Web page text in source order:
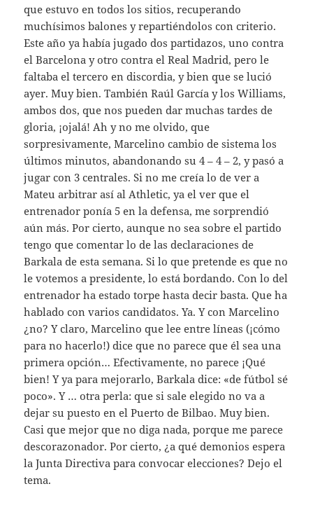
que estuvo en todos los sitios, recuperando
muchísimos balones y repartiéndolos con criterio.
Este año ya había jugado dos partidazos, uno contra
el Barcelona y otro contra el Real Madrid, pero le
faltaba el tercero en discordia, y bien que se lució
ayer. Muy bien. También Raúl García y los Williams,
ambos dos, que nos pueden dar muchas tardes de
gloria, ¡ojalá! Ah y no me olvido, que
sorpresivamente, Marcelino cambio de sistema los
últimos minutos, abandonando su 4 – 4 – 2, y pasó a
jugar con 3 centrales. Si no me creía lo de ver a
Mateu arbitrar así al Athletic, ya el ver que el
entrenador ponía 5 en la defensa, me sorprendió
aún más. Por cierto, aunque no sea sobre el partido
tengo que comentar lo de las declaraciones de
Barkala de esta semana. Si lo que pretende es que no
le votemos a presidente, lo está bordando. Con lo del
entrenador ha estado torpe hasta decir basta. Que ha
hablado con varios candidatos. Ya. Y con Marcelino
¿no? Y claro, Marcelino que lee entre líneas (¡cómo
para no hacerlo!) dice que no parece que él sea una
primera opción… Efectivamente, no parece ¡Qué
bien! Y ya para mejorarlo, Barkala dice: «de fútbol sé
poco». Y … otra perla: que si sale elegido no va a
dejar su puesto en el Puerto de Bilbao. Muy bien.
Casi que mejor que no diga nada, porque me parece
descorazonador. Por cierto, ¿a qué demonios espera
la Junta Directiva para convocar elecciones? Dejo el
tema.